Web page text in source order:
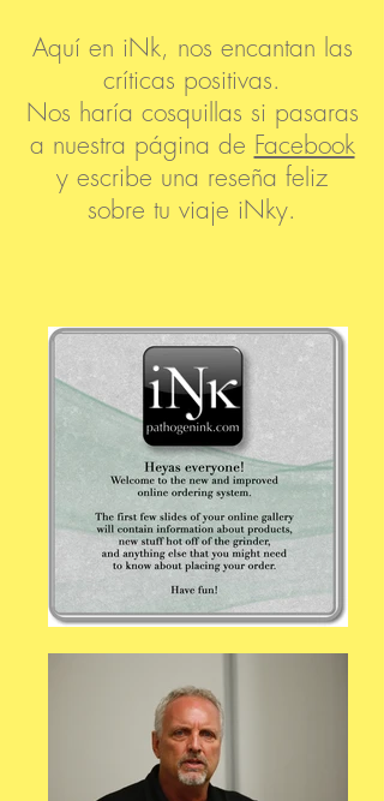
Aquí en iNk, nos encantan las
críticas positivas.
Nos haría cosquillas si pasaras
a nuestra página de Facebook
y escribe una reseña feliz
sobre tu viaje iNky.